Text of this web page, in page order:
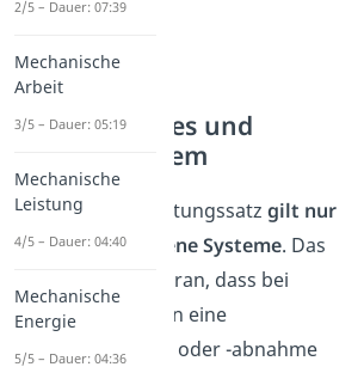
Geschlossenes und
offenes System
Der Energieerhaltungssatz gilt nur
für abgeschlossene Systeme. Das
liegt vor allem daran, dass bei
offenen Systemen eine
Energiezunahme oder -abnahme
2/5 – Dauer: 07:39
Mechanische
Arbeit
3/5 – Dauer: 05:19
Mechanische
Leistung
4/5 – Dauer: 04:40
Mechanische
Energie
5/5 – Dauer: 04:36